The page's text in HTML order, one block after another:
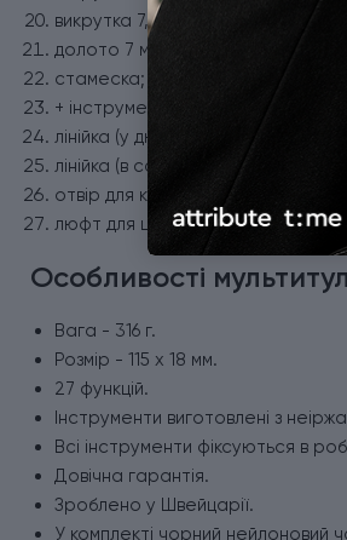
викрутка 7,5 мм;
долото 7 мм;
стамеска;
+ інструмент для зачистки дроту;
лінійка (у дюймах);
лінійка (в сантиметрах);
отвір для кліпа;
люфт для штопора.
Особливості
Вага - 316 г.
Розмір - 115 x 18 мм.
27 функцій.
Інструменти виготовлені з
Всі інструменти фіксуються в
Довічна гарантія.
Зроблено у Швейцарії.
У комплекті чорний нейлоновий